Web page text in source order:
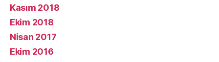
Kasım 2018
Ekim 2018
Nisan 2017
Ekim 2016